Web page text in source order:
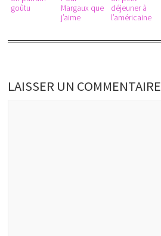
goûtu
Margaux que
j’aime
déjeuner à
l’américaine
LAISSER UN COMMENTAIRE